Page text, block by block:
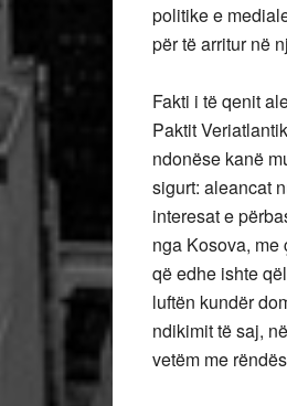
politike e
për të arritur në
Fakti i të qenit
Paktit
ndonëse kanë
sigurt: aleancat
interesat e
nga Kosova,
që edhe ishte
luftën kundër
ndikimit të saj,
vetëm me